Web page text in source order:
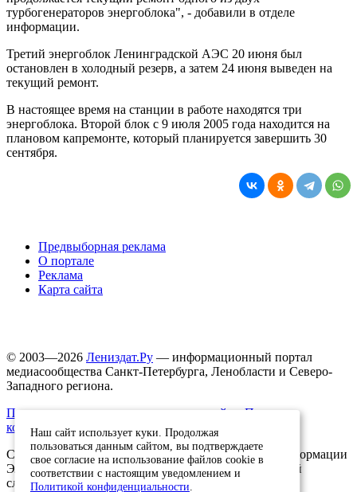
турбогенераторов энергоблока", - добавили в отделе
информации.
Третий энергоблок Ленинградской АЭС 20 июня был
остановлен в холодный резерв, а затем 24 июня выведен на
текущий ремонт.
В настоящее время на станции в работе находятся три
энергоблока. Второй блок с 9 июля 2005 года находится на
плановом капремонте, который планируется завершить 30
сентября.
Предвыборная реклама
О портале
Реклама
Карта сайта
© 2003—2026 Лениздат.Ру — информационный портал
медиасообщества Санкт-Петербурга, Ленобласти и Северо-
Западного региона.
Правила использования содержания сайта.
Политика
конфиденциальности.
Свидетельство о регистрации средства массовой информации
ЭЛ №ФС77-91046, выданное 10.03.2026 Федеральной
службой по надзору в сфере связи, информационных
Наш сайт использует куки. Продолжая
пользоваться данным сайтом, вы подтверждаете
свое согласие на использование файлов cookie в
соответствии с настоящим уведомлением и
Политикой конфиденциальности